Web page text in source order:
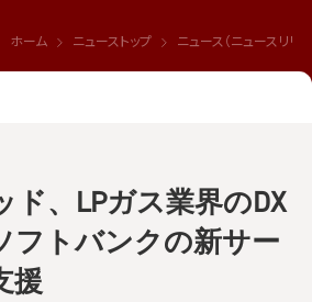
ホーム ニューストップ ニュース（ニュースリリー
ド、LPガス業界のDX
フトバンクの新サー
援